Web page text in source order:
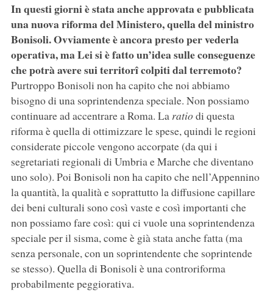
In questi giorni è stata anche approvata e pubblicata
una nuova riforma del Ministero, quella del ministro
Bonisoli. Ovviamente è ancora presto per vederla
operativa, ma Lei si è fatto un’idea sulle conseguenze
che potrà avere sui territorî colpiti dal terremoto?
Purtroppo Bonisoli non ha capito che noi abbiamo
bisogno di una soprintendenza speciale. Non possiamo
continuare ad accentrare a Roma. La ratiodi questa
riforma è quella di ottimizzare le spese, quindi le regioni
considerate piccole vengono accorpate (da qui i
segretariati regionali di Umbria e Marche che diventano
uno solo). Poi Bonisoli non ha capito che nell’Appennino
la quantità, la qualità e soprattutto la diffusione capillare
dei beni culturali sono così vaste e così importanti che
non possiamo fare così: qui ci vuole una soprintendenza
speciale per il sisma, come è già stata anche fatta (ma
senza personale, con un soprintendente che soprintende
se stesso). Quella di Bonisoli è una controriforma
probabilmente peggiorativa.